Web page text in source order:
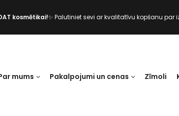
kosmētikai!✨ Palutiniet sevi ar kvalitatīvu kopšanu par
mums Pakalpojumi un cenas Zīmoli